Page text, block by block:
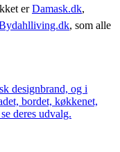
erDamask.dk,
, som alle
designbrand, og i
bordet, køkkenet,
deres udvalg.